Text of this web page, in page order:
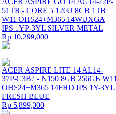
ACER ASPIRE GO 14 AG14-72P-
51TB - CORE 5 120U 8GB 1TB
W11 OHS24+M365 14WUXGA
IPS 1YP-3YL SILVER METAL
Rp 10,299,000
ACER ASPIRE LITE 14 AL14-
37P-C3B7 - N150 8GB 256GB W11
OHS24+M365 14FHD IPS 1Y-3YL
FRESH BLUE
Rp 5,899,000